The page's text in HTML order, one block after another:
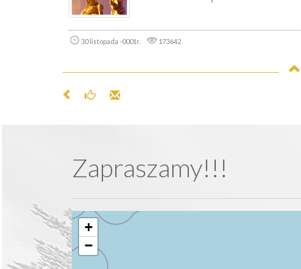
30 listopada -0001r. 173642
Zapraszamy!!!
+
−